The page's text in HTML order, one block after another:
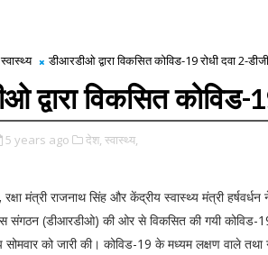
स्वास्थ्य डीआरडीओ द्वारा विकसित कोविड-19 रोधी दवा 2-
द्वारा विकसित कोविड-
5 years ago देश, स्वास्थ्य,
रक्षा मंत्री राजनाथ सिंह और केंद्रीय स्वास्थ्य मंत्री हर्षवर्धन
संगठन (डीआरडीओ) की ओर से विकसित की गयी कोविड-19
को जारी की। कोविड-19 के मध्यम लक्षण वाले तथा